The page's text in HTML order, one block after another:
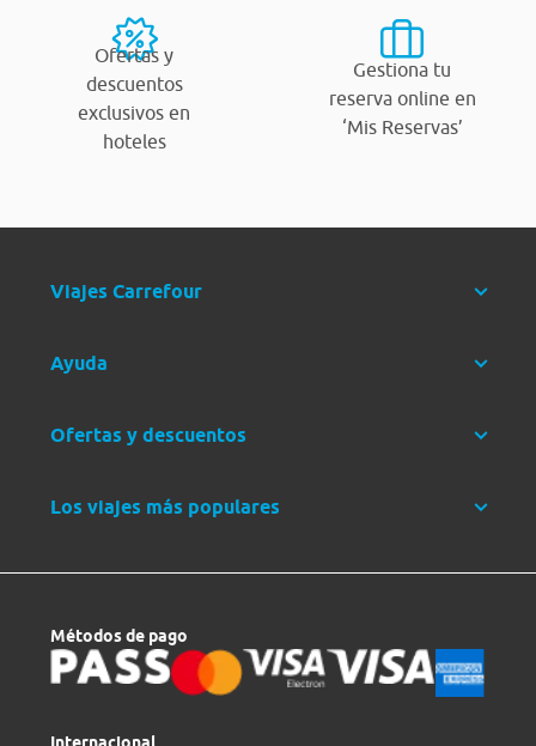
Ofertas y
descuentos
exclusivos en
hoteles
Gestiona tu
reserva online en
‘Mis Reservas’
Viajes Carrefour
Ayuda
Ofertas y descuentos
Los viajes más populares
Métodos de pago